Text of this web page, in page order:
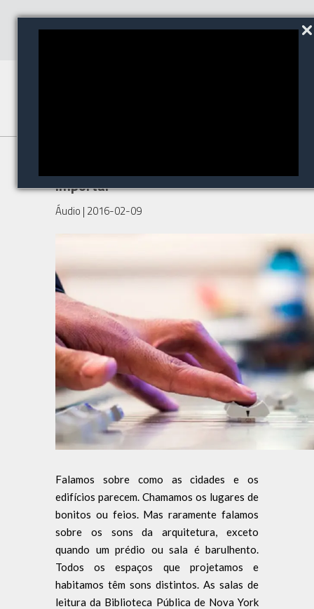
Importa!
Áudio | 2016-02-09
Falamos sobre como as cidades e os
edifícios parecem. Chamamos os lugares de
bonitos ou feios. Mas raramente falamos
sobre os sons da arquitetura, exceto
quando um prédio ou sala é barulhento.
Todos os espaços que projetamos e
habitamos têm sons distintos. As salas de
leitura da Biblioteca Pública de Nova York